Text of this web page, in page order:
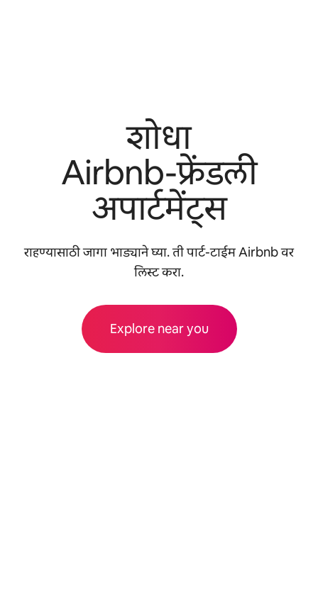
शोधा
Airbnb-फ्रेंडली
अपार्टमेंट्स
राहण्यासाठी जागा भाड्याने घ्या. ती पार्ट-टाईम Airbnb वर
लिस्ट करा.
Explore near you